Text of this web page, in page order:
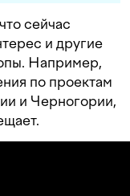
сейчас
и другие
Например,
по проектам
и Черногории,